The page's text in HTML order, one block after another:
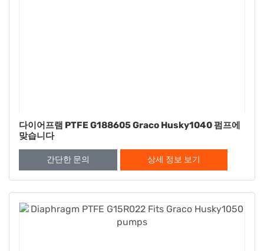
다이어프램 PTFE G188605 Graco Husky1040 펌프에
맞습니다
간단한 문의 상세 정보 보기